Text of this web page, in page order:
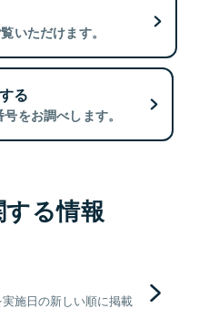
いただけます。
る
をお調べします。
る情報
施日の新しい順に掲載